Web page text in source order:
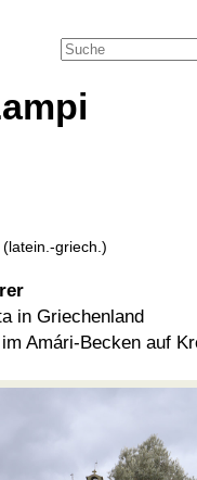
(latein.-griech.)
in Griechenland
im Amári-Becken auf